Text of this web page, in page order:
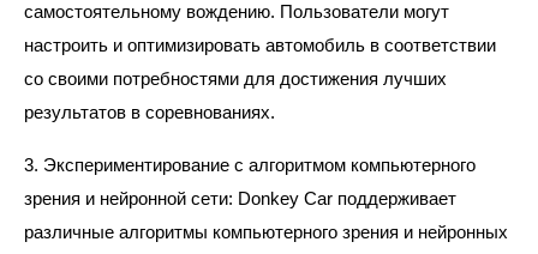
самостоятельному вождению. Пользователи могут
настроить и оптимизировать автомобиль в соответствии
со своими потребностями для достижения лучших
результатов в соревнованиях.
3. Экспериментирование с алгоритмом компьютерного
зрения и нейронной сети: Donkey Car поддерживает
различные алгоритмы компьютерного зрения и нейронных